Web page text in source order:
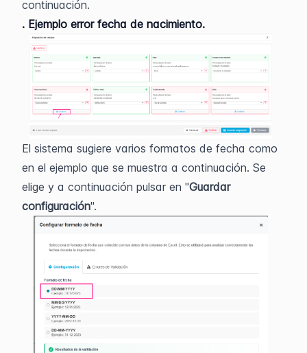
continuación.
. Ejemplo error fecha de nacimiento.
El sistema sugiere varios formatos de fecha como
en el ejemplo que se muestra a continuación. Se
elige y a continuación pulsar en "Guardar
configuración".